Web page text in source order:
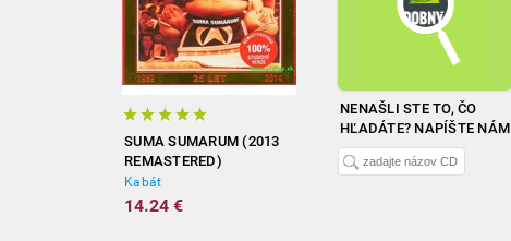
SUMA SUMARUM (2013
REMASTERED)
Kabát
14.24 €
NENAŠLI STE TO, ČO
HĽADÁTE? NAPÍŠTE NÁM